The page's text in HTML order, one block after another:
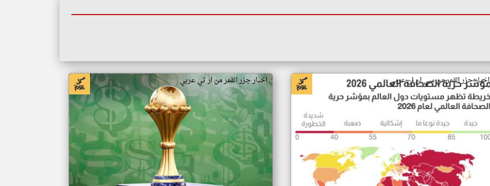
اخبار جزر القمر من سي ان ان عربي اخبار جزر القمر من ار تي عربي